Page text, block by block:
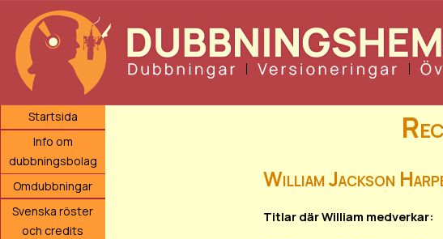
Startsida
Info om
dubbningsbolag
Omdubbningar
Svenska röster
och credits
William Jackson
Titlar där William medverkar: